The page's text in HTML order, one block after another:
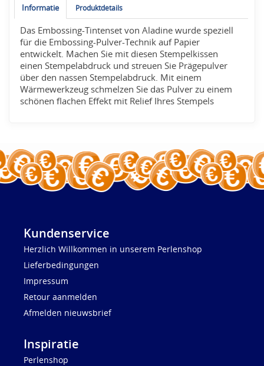
Informatie Produktdetails
Das Embossing-Tintenset von Aladine wurde speziell
für die Embossing-Pulver-Technik auf Papier
entwickelt. Machen Sie mit diesen Stempelkissen
einen Stempelabdruck und streuen Sie Prägepulver
über den nassen Stempelabdruck. Mit einem
Wärmewerkzeug schmelzen Sie das Pulver zu einem
schönen flachen Effekt mit Relief Ihres Stempels
Kundenservice
Herzlich Willkommen in unserem Perlenshop
Lieferbedingungen
Impressum
Retour aanmelden
Afmelden nieuwsbrief
Inspiratie
Perlenshop